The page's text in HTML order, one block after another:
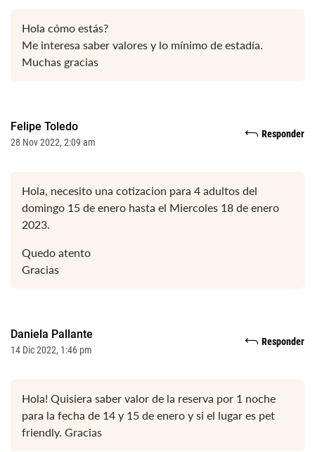
Hola cómo estás?
Me interesa saber valores y lo mínimo de estadía.
Muchas gracias
Felipe Toledo
28 Nov 2022, 2:09 am
Responder
Hola, necesito una cotizacion para 4 adultos del
domingo 15 de enero hasta el Miercoles 18 de enero
2023.
Quedo atento
Gracias
Daniela Pallante
14 Dic 2022, 1:46 pm
Responder
Hola! Quisiera saber valor de la reserva por 1 noche
para la fecha de 14 y 15 de enero y si el lugar es pet
friendly. Gracias